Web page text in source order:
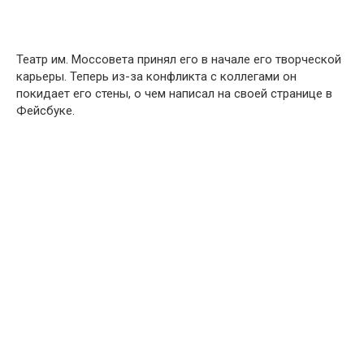
Театр им. Моссовета принял его в начале его творческой
карьеры. Теперь из-за конфликта с коллегами он
покидает его стены, о чем написал на своей странице в
Фейсбуке.